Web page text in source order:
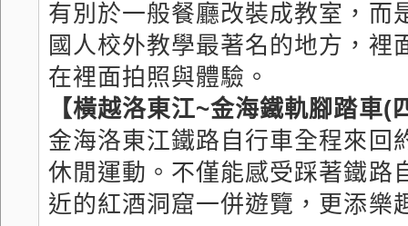
有別於一般餐廳改裝成教室，而
國人校外教學最著名的地方，
在裡面拍照與體驗。
【橫越洛東江~金海鐵軌腳踏車
金海洛東江鐵路自行車全程來回
休閒運動。不僅能感受踩著鐵路
近的紅酒洞窟一併遊覽，更添樂